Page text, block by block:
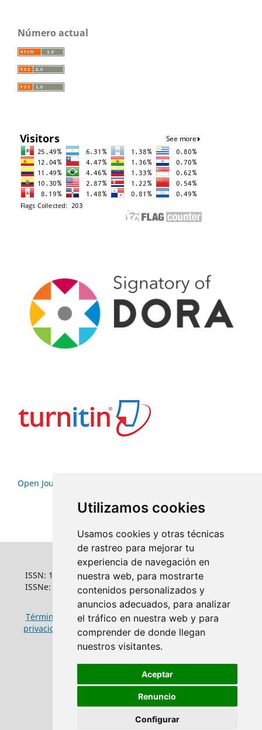
Utilizamos cookies
Usamos cookies y otras técnicas
de rastreo para mejorar tu
experiencia de navegación en
nuestra web, para mostrarte
contenidos personalizados y
anuncios adecuados, para analizar
el tráfico en nuestra web y para
comprender de donde llegan
nuestros visitantes.
Aceptar
Renuncio
Configurar
Número actual
Open Journal Systems
ISSN: 1022-6508
ISSNe: 1681-5653
Términos y condiciones de uso|Política de
privacidad
Política de cookies